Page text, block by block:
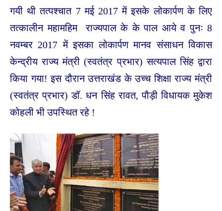
गयी थी तत्पश्चात 7 मई 2017 में इसके लोकार्पण के लिए
तत्कालीन महामहिम राज्यपाल के के पाल आये व पुनः 8
नवम्बर 2017 में इसका लोकार्पण मानव संसाधन विकास
केन्द्रीय राज्य मंत्री (स्वतंत्र प्रभार) सत्यपाल सिंह द्वारा
किया गया! इस दौरान उत्तराखंड के उच्च शिक्षा राज्य मंत्री
(स्वतंत्र प्रभार) डॉ. धन सिंह रावत, पौड़ी विधायक मुकेश
कोहली भी उपस्थित रहे !